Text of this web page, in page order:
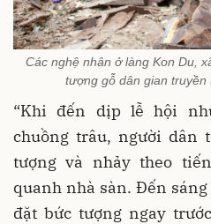
Các nghệ nhân ở làng Kon Du,
tượng gỗ dân gian truyền
“Khi đến dịp lễ hội
chuồng trâu, người dân
tượng và nhảy theo
quanh nhà sàn. Đến
đặt bức tượng ngay